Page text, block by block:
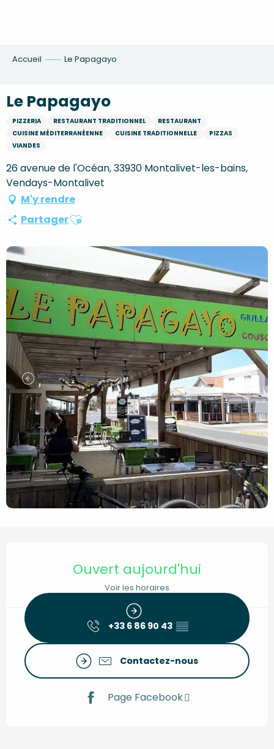
Accueil Le Papagayo
Le Papagayo
PIZZERIA RESTAURANT TRADITIONNEL
RESTAURANT
CUISINE MÉDITERRANÉENNE
CUISINE TRADITIONNELLE
PIZZAS
VIANDES
26 avenue de l'Océan, 33930 Montalivet-les-bains,
Vendays-Montalivet
M'y rendre
PartagerAjouter aux favoris
Ouvert aujourd'hui
Voir les horaires
+33 6 86 90 43 ▒▒
Contactez-nous
Page Facebook